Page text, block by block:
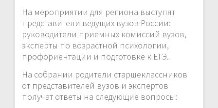
На мероприятии для региона выступят
представители ведущих вузов России:
руководители приемных комиссий вузов,
эксперты по возрастной психологии,
профориентации и подготовке к ЕГЭ.
На собрании родители старшеклассников
от представителей вузов и экспертов
получат ответы на следующие вопросы: